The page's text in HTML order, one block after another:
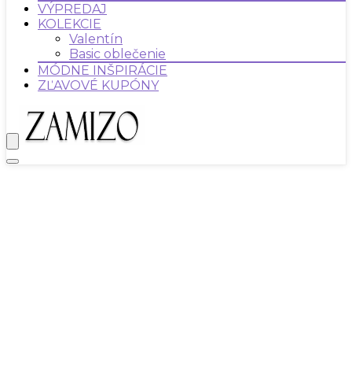
VÝPREDAJ
KOLEKCIE
Valentín
Basic oblečenie
MÓDNE INŠPIRÁCIE
ZĽAVOVÉ KUPÓNY